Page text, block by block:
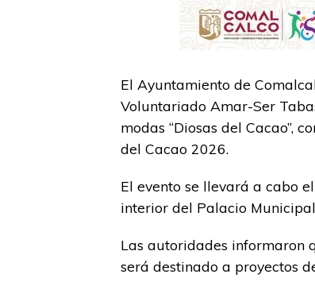
El Ayuntamiento de
Voluntariado Amar-Ser
modas “Diosas del Cacao”,
del Cacao 2026.
El evento se llevará a cabo
interior del Palacio
Las autoridades informaron
será destinado a proyectos